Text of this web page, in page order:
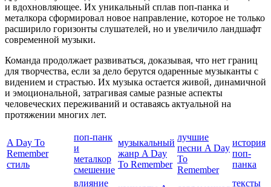
и вдохновляющее. Их уникальный сплав поп-панка и
металкора сформировал новое направление, которое не только
расширило горизонты слушателей, но и увеличило ландшафт
современной музыки.
Команда продолжает развиваться, доказывая, что нет границ
для творчества, если за дело берутся одаренные музыканты с
видением и страстью. Их музыка остается живой, динамичной
и эмоциональной, затрагивая самые разные аспекты
человеческих переживаний и оставаясь актуальной на
протяжении многих лет.
A Day To
Remember
стиль
поп-панк
и
металкор
смешение
музыкальный
жанр A Day
To Remember
лучшие
песни A Day
To
Remember
история
поп-
панка
влияние
тексты